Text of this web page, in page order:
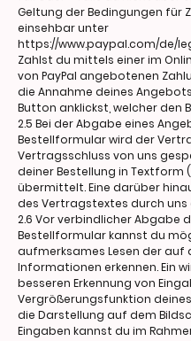
Geltung der Bedingungen für
einsehbar unter
https://www.paypal.com/de/
Zahlst du mittels einer im
von PayPal angebotenen
die Annahme deines
Button anklickst, welcher den
2.5 Bei der Abgabe eines
Bestellformular wird der
Vertragsschluss von uns
deiner Bestellung in Textform
übermittelt. Eine darüber
des Vertragstextes durch
2.6 Vor verbindlicher Abgabe
Bestellformular kannst du
aufmerksames Lesen der
Informationen erkennen. Ein
besseren Erkennung von
Vergrößerungsfunktion
die Darstellung auf dem
Eingaben kannst du im